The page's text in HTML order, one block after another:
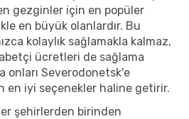
gezginler için en popüler
en büyük olanlardır. Bu
kolaylık sağlamakla kalmaz,
ücretleri de sağlama
onları Severodonetsk'e
en iyi seçenekler haline getirir.
şehirlerden birinden